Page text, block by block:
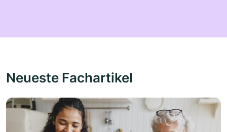
Neueste Fachartikel